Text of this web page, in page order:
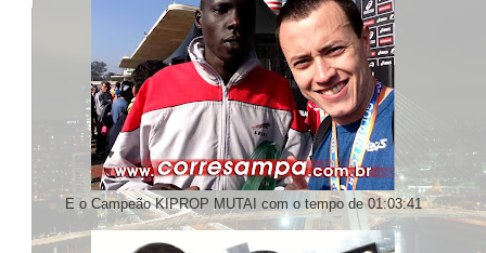
E o Campeão KIPROP MUTAI com o tempo de 01:03:41